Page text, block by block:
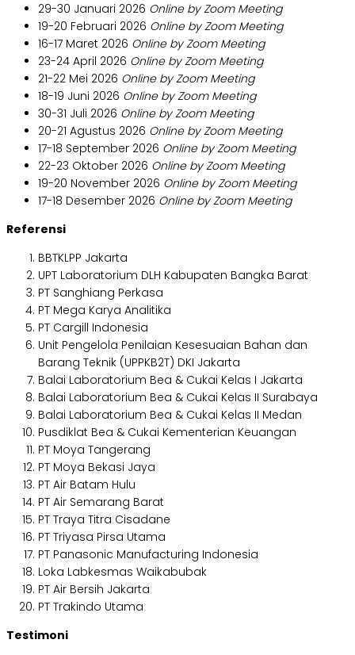
29-30 Januari 2026 Online by Zoom Meeting
19-20 Februari 2026 Online by Zoom Meeting
16-17 Maret 2026 Online by Zoom Meeting
23-24 April 2026 Online by Zoom Meeting
21-22 Mei 2026 Online by Zoom Meeting
18-19 Juni 2026 Online by Zoom Meeting
30-31 Juli 2026 Online by Zoom Meeting
20-21 Agustus 2026 Online by Zoom Meeting
17-18 September 2026 Online by Zoom Meeting
22-23 Oktober 2026 Online by Zoom Meeting
19-20 November 2026 Online by Zoom Meeting
17-18 Desember 2026 Online by Zoom Meeting
Referensi
BBTKLPP Jakarta
UPT Laboratorium DLH Kabupaten Bangka Barat
PT Sanghiang Perkasa
PT Mega Karya Analitika
PT Cargill Indonesia
Unit Pengelola Penilaian Kesesuaian Bahan dan
Barang Teknik (UPPKB2T) DKI Jakarta
Balai Laboratorium Bea & Cukai Kelas I Jakarta
Balai Laboratorium Bea & Cukai Kelas II Surabaya
Balai Laboratorium Bea & Cukai Kelas II Medan
Pusdiklat Bea & Cukai Kementerian Keuangan
PT Moya Tangerang
PT Moya Bekasi Jaya
PT Air Batam Hulu
PT Air Semarang Barat
PT Traya Titra Cisadane
PT Triyasa Pirsa Utama
PT Panasonic Manufacturing Indonesia
Loka Labkesmas Waikabubak
PT Air Bersih Jakarta
PT Trakindo Utama
Testimoni